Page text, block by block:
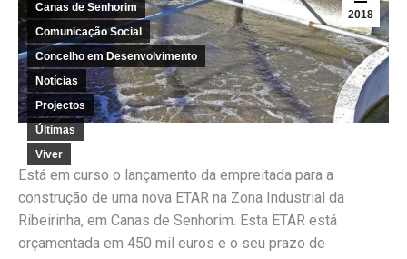
2018
Canas de Senhorim
Comunicação Social
Concelho em Desenvolvimento
Notícias
Projectos
Últimas
Viver
Está em curso o lançamento da empreitada para a
construção de uma nova ETAR na Zona Industrial da
Ribeirinha, em Canas de Senhorim. Esta ETAR está
orçamentada em 450 mil euros e o seu prazo de